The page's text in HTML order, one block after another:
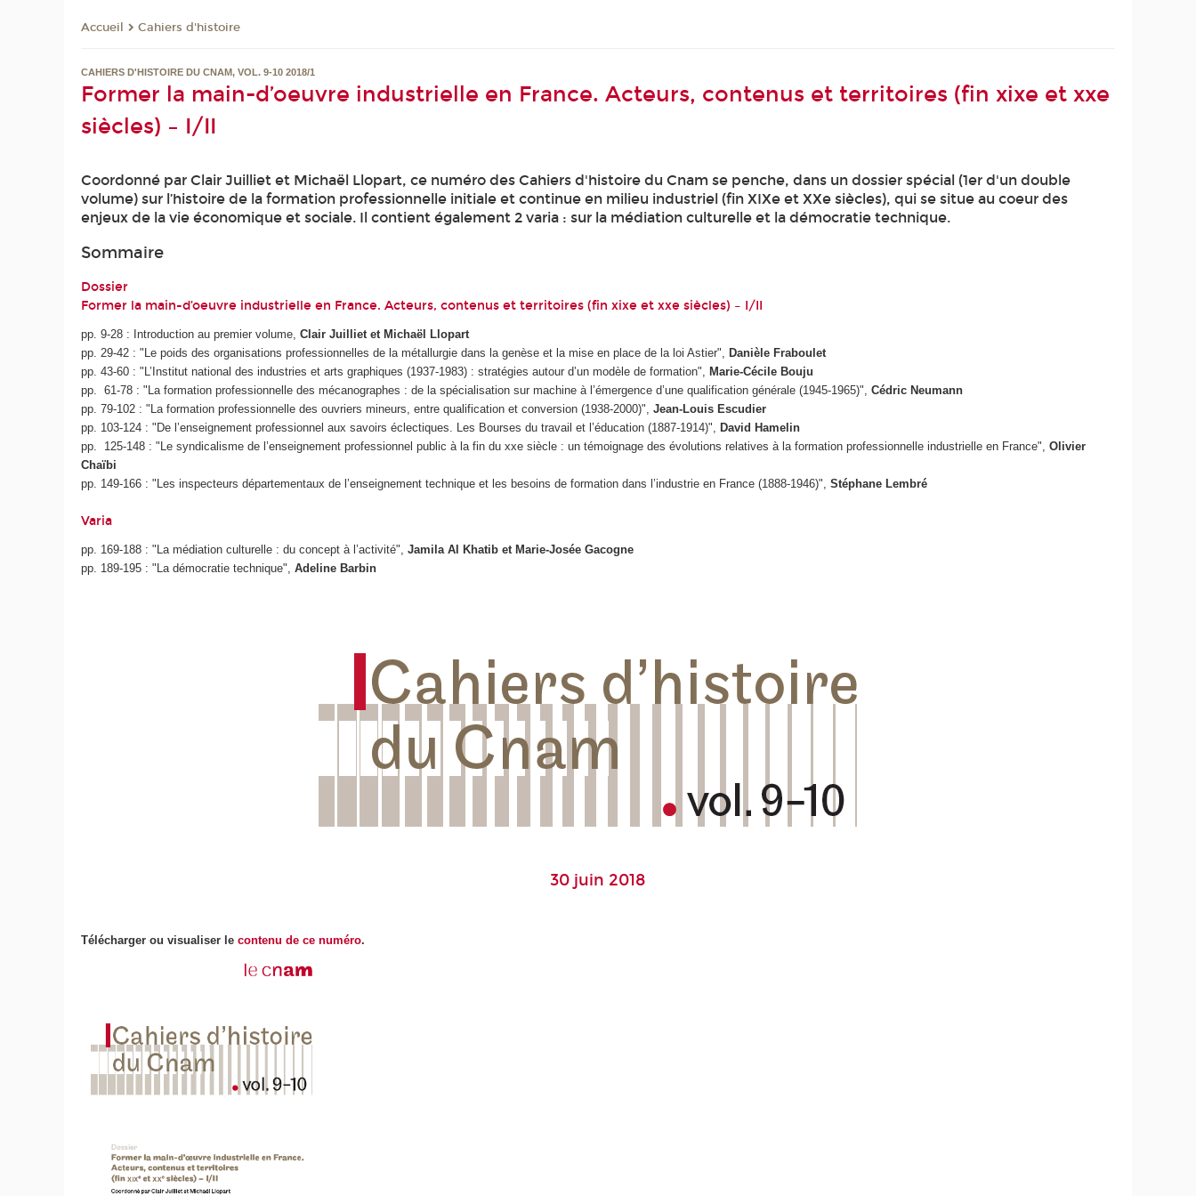
Accueil Cahiers d'histoire
CAHIERS D'HISTOIRE DU CNAM, VOL. 9-10 2018/1
Former la main-d’oeuvre industrielle en France. Acteurs, contenus et territoires (fin xixe et xxe
siècles) – I/II
Coordonné par Clair Juilliet et Michaël Llopart, ce numéro des Cahiers d'histoire du Cnam se penche, dans un dossier spécial (1er d'un double
volume) sur l’histoire de la formation professionnelle initiale et continue en milieu industriel (fin XIXe et XXe siècles), qui se situe au coeur des
enjeux de la vie économique et sociale. Il contient également 2 varia : sur la médiation culturelle et la démocratie technique.
Sommaire
Dossier
Former la main-d’oeuvre industrielle en France. Acteurs, contenus et territoires (fin xixe et xxe siècles) – I/II
pp. 9-28 : Introduction au premier volume,Clair Juilliet et Michaël Llopart
pp. 29-42 : "Le poids des organisations professionnelles de la métallurgie dans la genèse et la mise en place de la loi Astier", Danièle Fraboulet
pp. 43-60 : "L’Institut national des industries et arts graphiques (1937-1983) : stratégies autour d’un modèle de formation", Marie-Cécile Bouju
pp. 61-78 : "La formation professionnelle des mécanographes : de la spécialisation sur machine à l’émergence d’une qualification générale (1945-1965)",Cédric Neumann
pp. 79-102 : "La formation professionnelle des ouvriers mineurs, entre qualification et conversion (1938-2000)",Jean-Louis Escudier
pp. 103-124 : "De l’enseignement professionnel aux savoirs éclectiques. Les Bourses du travail et l’éducation (1887-1914)", David Hamelin
pp. 125-148 : "Le syndicalisme de l’enseignement professionnel public à la fin du xxe siècle : un témoignage des évolutions relatives à la formation professionnelle industrielle en France",Olivier
Chaïbi
pp. 149-166 : "Les inspecteurs départementaux de l’enseignement technique et les besoins de formation dans l’industrie en France (1888-1946)",Stéphane Lembré
Varia
pp. 169-188 : "La médiation culturelle : du concept à l’activité",Jamila Al Khatib et Marie-Josée Gacogne
pp. 189-195 : "La démocratie technique",Adeline Barbin
30 juin 2018
Télécharger ou visualiser lecontenu de ce numéro.